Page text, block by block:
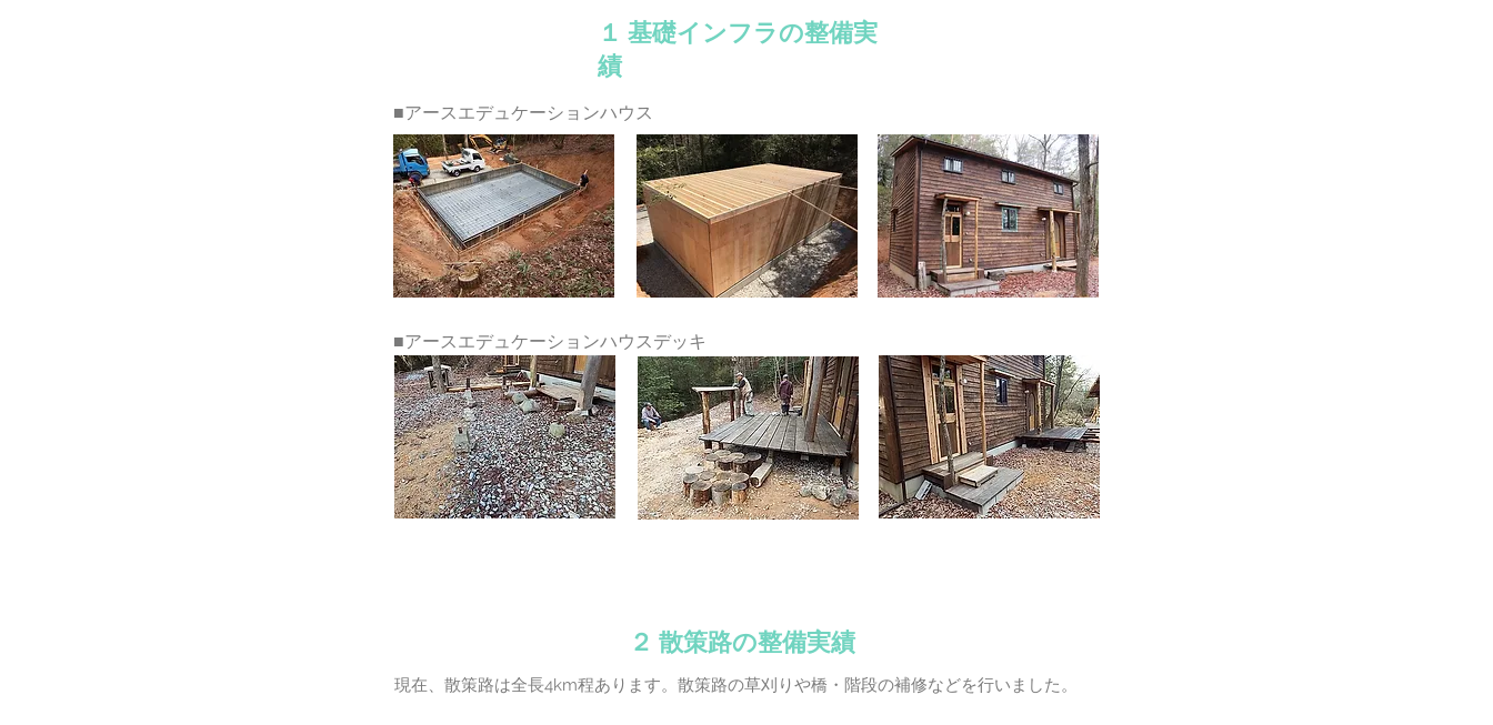
１ 基礎インフラの整備実
績
■アースエデュケーションハウス
■アースエデュケーションハウスデッキ
​２ 散策路の整備実績
​現在、散策路は全長4km程あります。散策路の草刈りや橋・階段の補修などを行いました。